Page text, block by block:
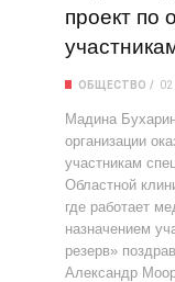
проект по
ОБЩЕСТВО
Мадина
организации
участникам
Областной
где работает
назначением
резерв»
Александр